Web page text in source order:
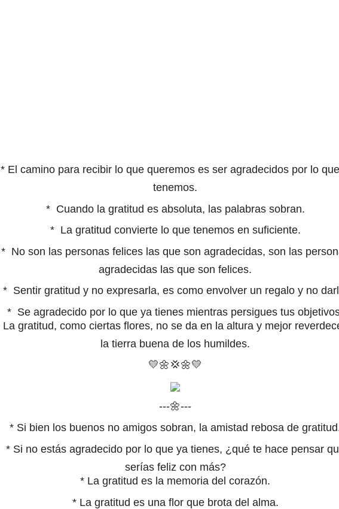
* El camino para recibir lo que queremos es ser agradecidos por lo
tenemos.
* Cuando la gratitud es absoluta, las palabras sobran.
* La gratitud convierte lo que tenemos en suficiente.
* No son las personas felices las que son agradecidas, son las
agradecidas las que son felices.
* Sentir gratitud y no expresarla, es como envolver un regalo y no
* Se agradecido por lo que ya tienes mientras persigues tus
La gratitud, como ciertas flores, no se da en la altura y mejor
la tierra buena de los humildes.
💛🌼 💢🌼💛
---🌼---
* Si bien los buenos no amigos sobran, la amistad rebosa de
* Si no estás agradecido por lo que ya tienes, ¿qué te hace pensar
serías feliz con más?
* La gratitud es la memoria del corazón.
* La gratitud es una flor que brota del alma.